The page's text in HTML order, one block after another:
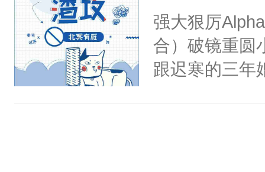
塞。陆以朝痛
以朝啊，我来
距，抓着乱
子，门下所有
杀了同为魔道
绝于师门前。
了当年。回到
强大狠厉
合）破镜重圆
跟迟寒的三年